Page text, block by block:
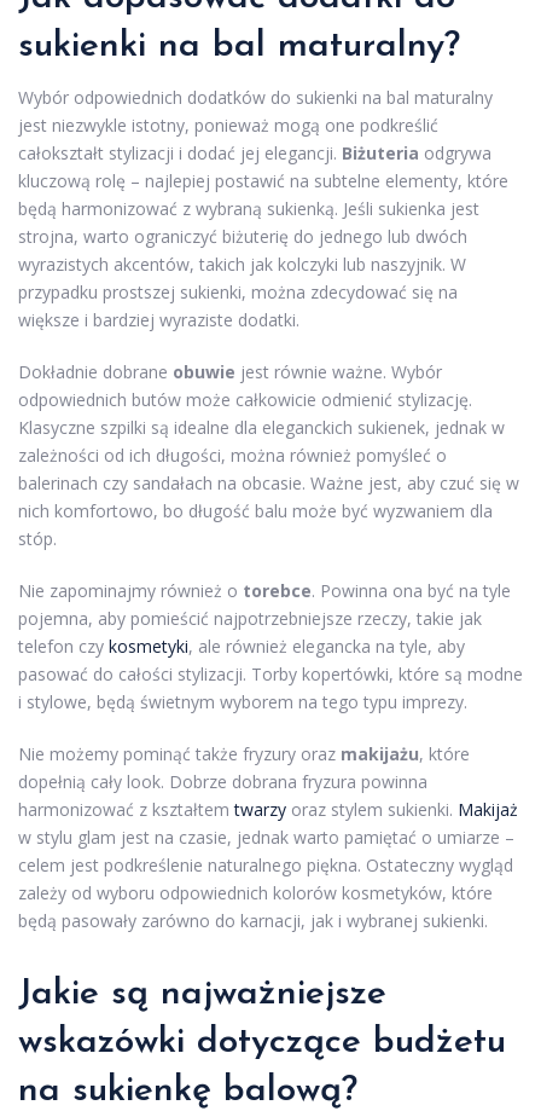
sukienki na bal maturalny?
Wybór odpowiednich dodatków do sukienki na bal maturalny
jest niezwykle istotny, ponieważ mogą one podkreślić
całokształt stylizacji i dodać jej elegancji. Biżuteria odgrywa
kluczową rolę – najlepiej postawić na subtelne elementy, które
będą harmonizować z wybraną sukienką. Jeśli sukienka jest
strojna, warto ograniczyć biżuterię do jednego lub dwóch
wyrazistych akcentów, takich jak kolczyki lub naszyjnik. W
przypadku prostszej sukienki, można zdecydować się na
większe i bardziej wyraziste dodatki.
Dokładnie dobrane obuwie jest równie ważne. Wybór
odpowiednich butów może całkowicie odmienić stylizację.
Klasyczne szpilki są idealne dla eleganckich sukienek, jednak w
zależności od ich długości, można również pomyśleć o
balerinach czy sandałach na obcasie. Ważne jest, aby czuć się w
nich komfortowo, bo długość balu może być wyzwaniem dla
stóp.
Nie zapominajmy również o torebce. Powinna ona być na tyle
pojemna, aby pomieścić najpotrzebniejsze rzeczy, takie jak
telefon czy kosmetyki, ale również elegancka na tyle, aby
pasować do całości stylizacji. Torby kopertówki, które są modne
i stylowe, będą świetnym wyborem na tego typu imprezy.
Nie możemy pominąć także fryzury oraz makijażu, które
dopełnią cały look. Dobrze dobrana fryzura powinna
harmonizować z kształtemtwarzy oraz stylem sukienki. Makijaż
w stylu glam jest na czasie, jednak warto pamiętać o umiarze –
celem jest podkreślenie naturalnego piękna. Ostateczny wygląd
zależy od wyboru odpowiednich kolorów kosmetyków, które
będą pasowały zarówno do karnacji, jak i wybranej sukienki.
Jakie są najważniejsze
wskazówki dotyczące budżetu
na sukienkę balową?